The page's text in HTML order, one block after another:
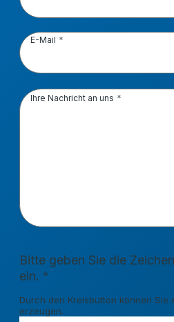
E-Mail
Ihre Nachricht an uns
Bitte geben Sie die
ein.
Durch den Kreisbutton können Sie
erzeugen.